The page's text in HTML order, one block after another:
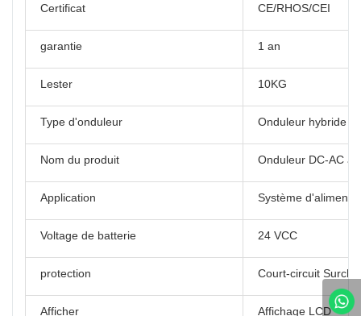
Certificat CE/RHOS/CEI
garantie 1 an
Lester 10KG
Type d'onduleur Onduleur hybride
Nom du produit Onduleur DC-AC à
Application Système
Voltage de batterie 24 VCC
protection Court-circuit
Afficher Affichage LCD